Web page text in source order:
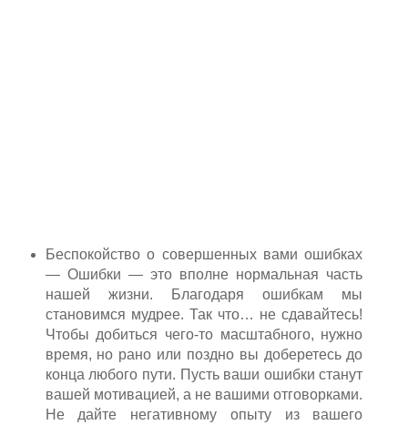
Беспокойство о совершенных вами ошибках
— Ошибки — это вполне нормальная часть
нашей жизни. Благодаря ошибкам мы
становимся мудрее. Так что… не сдавайтесь!
Чтобы добиться чего-то масштабного, нужно
время, но рано или поздно вы доберетесь до
конца любого пути. Пусть ваши ошибки станут
вашей мотивацией, а не вашими отговорками.
Не дайте негативному опыту из вашего